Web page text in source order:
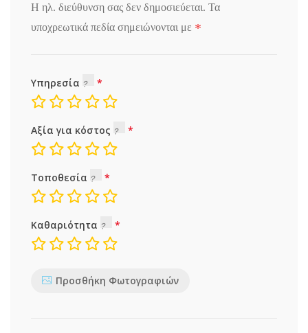
Η ηλ. διεύθυνση σας δεν δημοσιεύεται. Τα
υποχρεωτικά πεδία σημειώνονται με *
Υπηρεσία
Αξία για κόστος
Τοποθεσία
Καθαριότητα
Προσθήκη Φωτογραφιών